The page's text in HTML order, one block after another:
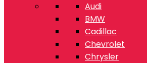
Audi
BMW
Cadillac
Chevrolet
Chrysler